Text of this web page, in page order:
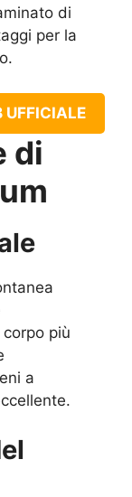
di
per la
UFFICIALE
di
più
a